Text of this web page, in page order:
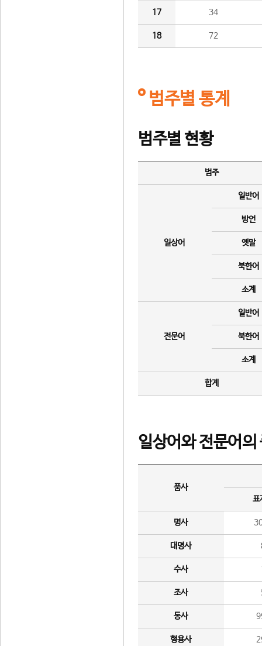
17 34
18 72
범주별 통계
범주별 현황
범주
일상어
일반어
방언
옛말
북한어
소계
전문어
일반어
북한어
소계
합계
일상어와 전문어의
품사
표
명사
대명사
수사
조사
동사
형용사